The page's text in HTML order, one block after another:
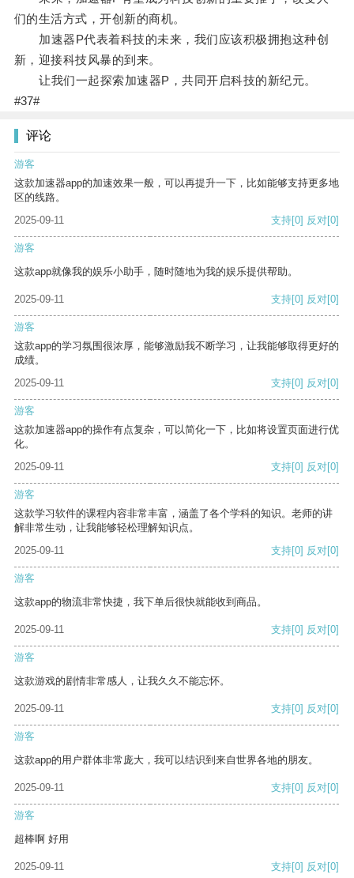
们的生活方式，开创新的商机。
加速器P代表着科技的未来，我们应该积极拥抱这种创
新，迎接科技风暴的到来。
让我们一起探索加速器P，共同开启科技的新纪元。
#37#
评论
游客
这款加速器app的加速效果一般，可以再提升一下，比如能够支持更多地
区的线路。
2025-09-11
支持[0] 反对[0]
游客
这款app就像我的娱乐小助手，随时随地为我的娱乐提供帮助。
2025-09-11 支持[0] 反对[0]
游客
这款app的学习氛围很浓厚，能够激励我不断学习，让我能够取得更好的
成绩。
2025-09-11
支持[0] 反对[0]
游客
这款加速器app的操作有点复杂，可以简化一下，比如将设置页面进行优
化。
2025-09-11
支持[0] 反对[0]
游客
这款学习软件的课程内容非常丰富，涵盖了各个学科的知识。老师的讲
解非常生动，让我能够轻松理解知识点。
2025-09-11
支持[0] 反对[0]
游客
这款app的物流非常快捷，我下单后很快就能收到商品。
2025-09-11 支持[0] 反对[0]
游客
这款游戏的剧情非常感人，让我久久不能忘怀。
2025-09-11 支持[0] 反对[0]
游客
这款app的用户群体非常庞大，我可以结识到来自世界各地的朋友。
2025-09-11 支持[0] 反对[0]
游客
超棒啊 好用
2025-09-11 支持[0] 反对[0]